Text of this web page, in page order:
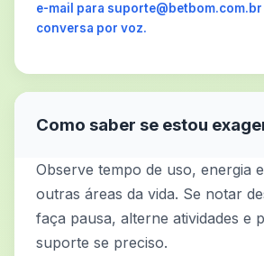
e-mail para suporte@betbom.com.br
conversa por voz.
Como saber se estou
Observe tempo de uso, energia
outras áreas da vida. Se notar
faça pausa, alterne atividades e
suporte se preciso.